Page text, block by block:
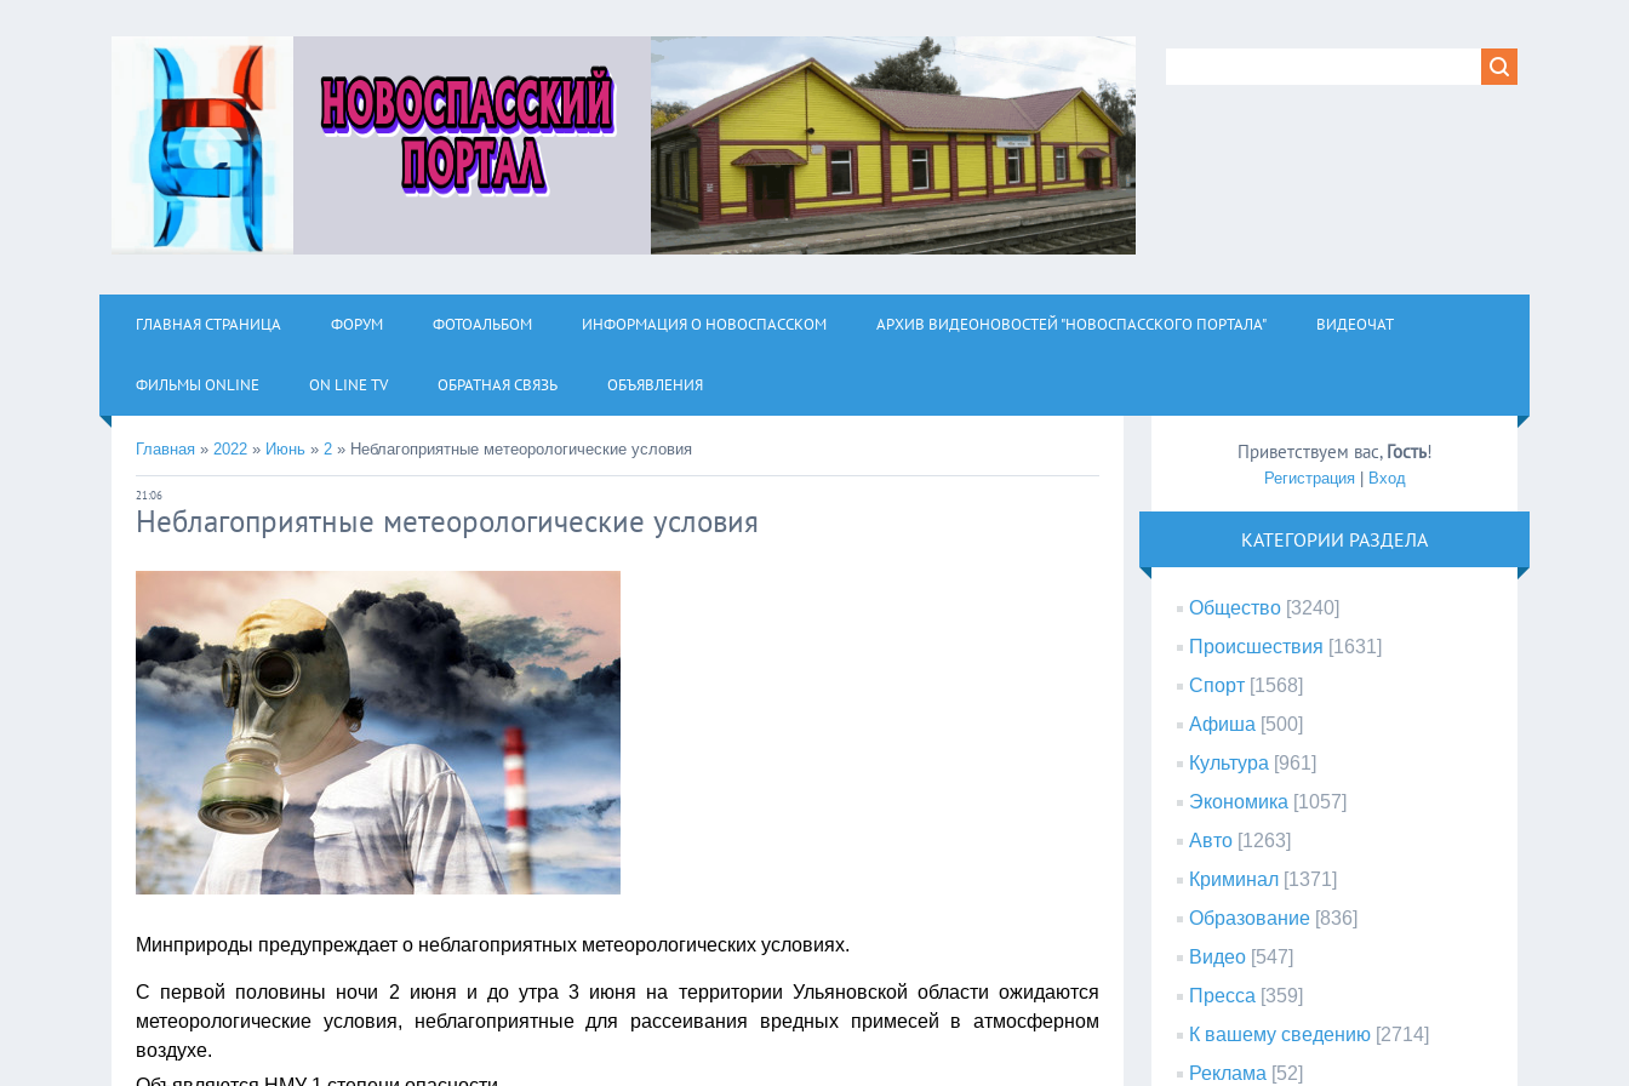
ГЛАВНАЯ СТРАНИЦА ФОРУМ ФОТОАЛЬБОМ ИНФОРМАЦИЯ О НОВОСПАССКОМ АРХИВ ВИДЕОНОВОСТЕЙ "НОВОСПАССКОГО ПОРТАЛА" ВИДЕОЧАТ
ФИЛЬМЫ ОNLINE ON LINE TV ОБРАТНАЯ СВЯЗЬ ОБЪЯВЛЕНИЯ
Главная » 2022 » Июнь » 2 » Неблагоприятные метеорологические условия
21:06
Неблагоприятные метеорологические условия
Минприроды предупреждает о неблагоприятных метеорологических условиях.
С первой половины ночи 2 июня и до утра 3 июня на территории Ульяновской области ожидаются
метеорологические условия, неблагоприятные для рассеивания вредных примесей в атмосферном
воздухе.
Приветствуем вас, Гость!
Регистрация| Вход
КАТЕГОРИИ РАЗДЕЛА
Общество [3240]
Происшествия [1631]
Спорт [1568]
Афиша [500]
Культура [961]
Экономика [1057]
Авто [1263]
Криминал [1371]
Образование [836]
Видео [547]
Пресса [359]
К вашему сведению [2714]
Реклама [52]